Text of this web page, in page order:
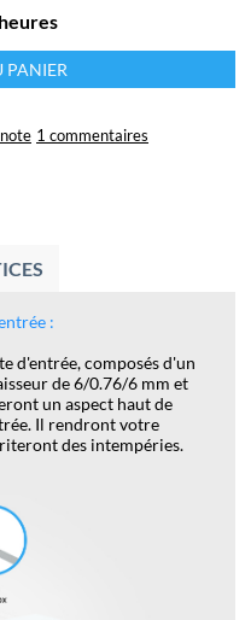
PANIER
1 commentaires
:
d'entrée, composés d'un
de 6/0.76/6 mm et
un aspect haut de
Il rendront votre
des intempéries.